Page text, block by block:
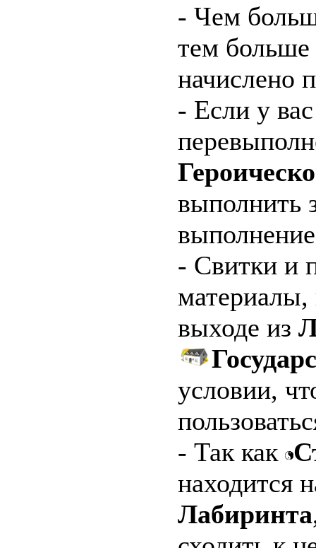
- Чем
тем больше
начислено
- Если у
выполнить
- Свитки и
материалы,
выходе из
условии,
- Так как
находится
Лабиринта